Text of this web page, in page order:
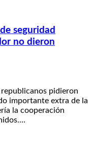
seguridad
no dieron
pidieron
importante extra de la
la cooperación